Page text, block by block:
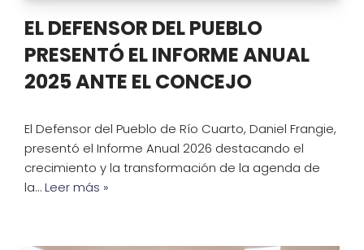
EL DEFENSOR DEL PUEBLO
PRESENTÓ EL INFORME ANUAL
2025 ANTE EL CONCEJO
El Defensor del Pueblo de Río Cuarto, Daniel Frangie,
presentó el Informe Anual 2026 destacando el
crecimiento y la transformación de la agenda de
la…Leer más »